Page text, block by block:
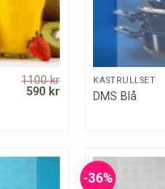
1100kr
Original
590 krCurrent
KASTRULLSET
DMS Blå
-36%